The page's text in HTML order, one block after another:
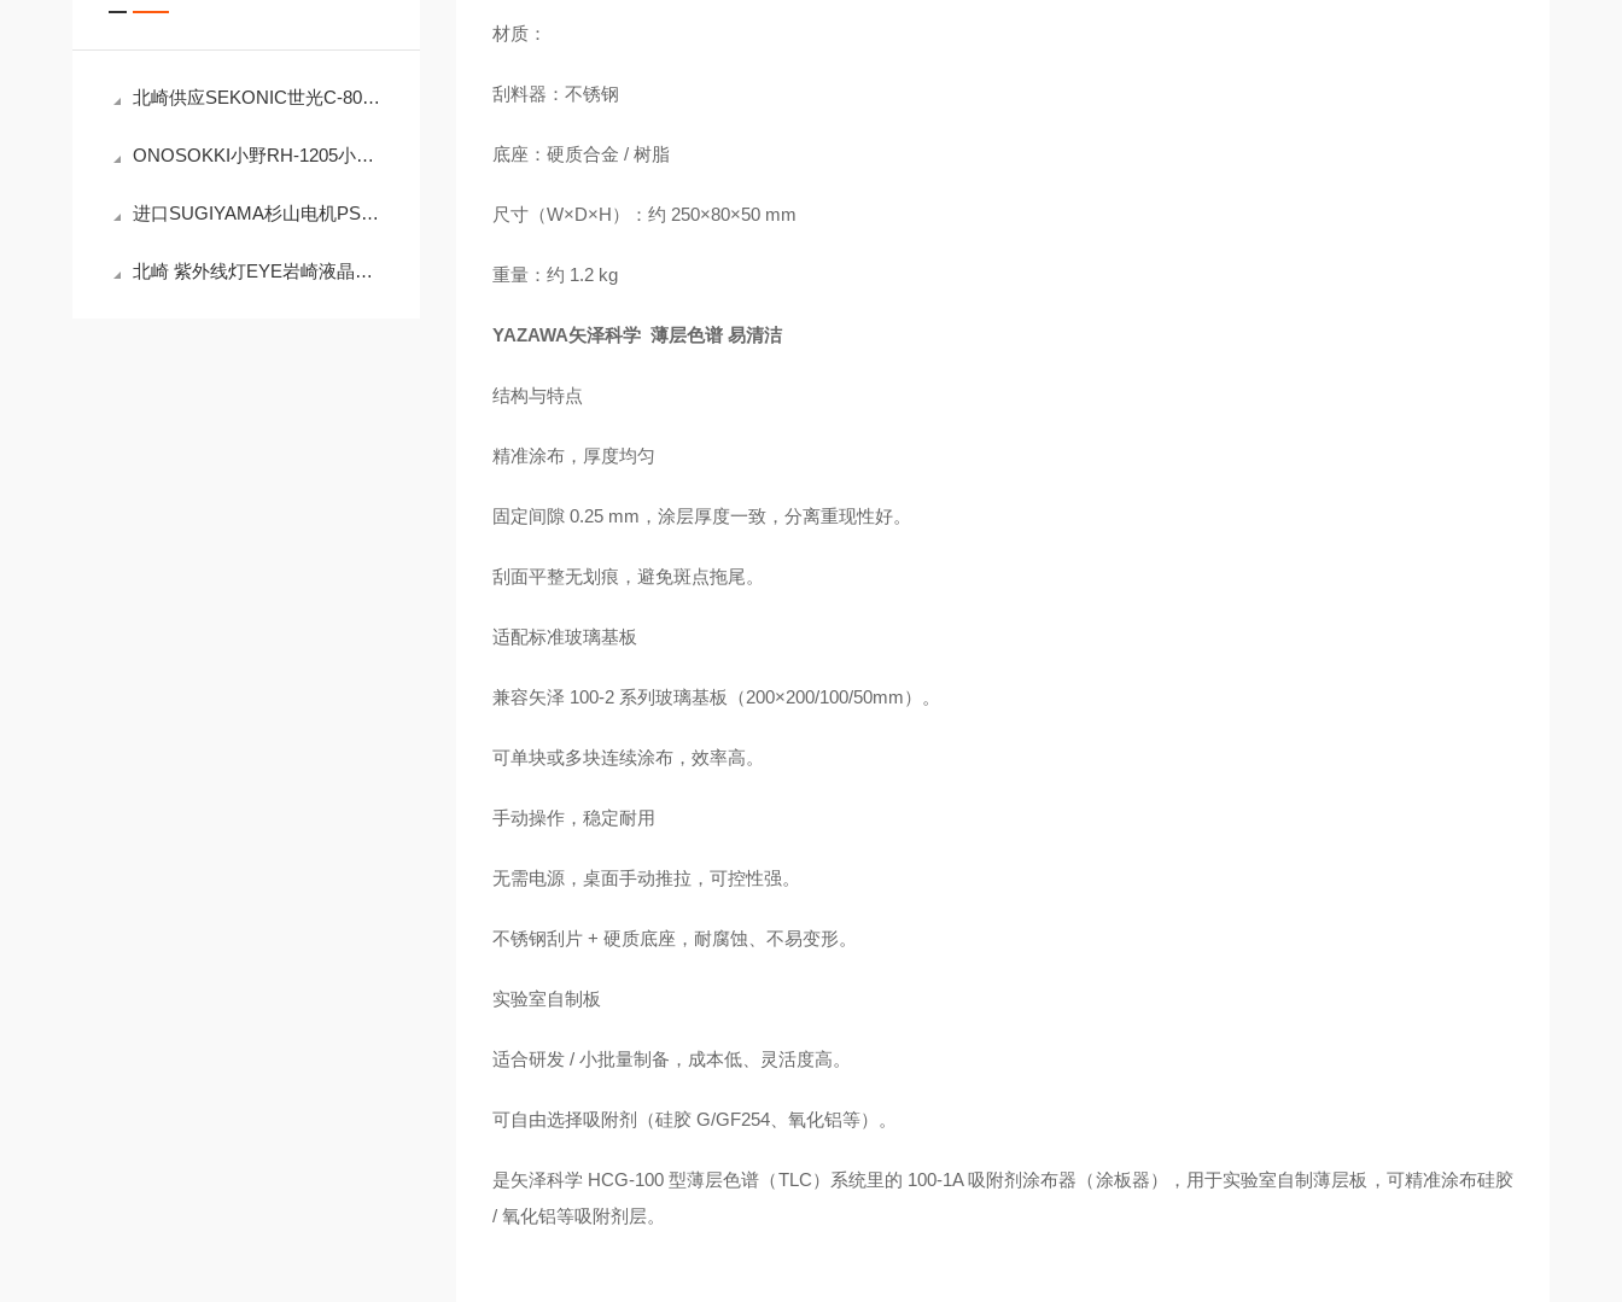
北崎供应SEKONIC世光C-800分光色谱仪
ONOSOKKI小野RH-1205小型高刚性扭矩检测器
进口SUGIYAMA杉山电机PS-682 错误检测器
北崎 紫外线灯EYE岩崎液晶涂装固化灯H015-L312
材质：
刮料器：不锈钢
底座：硬质合金 / 树脂
尺寸（W×D×H）：约 250×80×50 mm
重量：约 1.2 kg
YAZAWA矢泽科学 薄层色谱 易清洁
结构与特点
精准涂布，厚度均匀
固定间隙 0.25 mm，涂层厚度一致，分离重现性好。
刮面平整无划痕，避免斑点拖尾。
适配标准玻璃基板
兼容矢泽 100-2 系列玻璃基板（200×200/100/50mm）。
可单块或多块连续涂布，效率高。
手动操作，稳定耐用
无需电源，桌面手动推拉，可控性强。
不锈钢刮片 + 硬质底座，耐腐蚀、不易变形。
实验室自制板
适合研发 / 小批量制备，成本低、灵活度高。
可自由选择吸附剂（硅胶 G/GF254、氧化铝等）。
是矢泽科学 HCG-100 型薄层色谱（TLC）系统里的 100-1A 吸附剂涂布器（涂板器），用于实验室自制薄层板，可精准涂布硅胶
/ 氧化铝等吸附剂层。